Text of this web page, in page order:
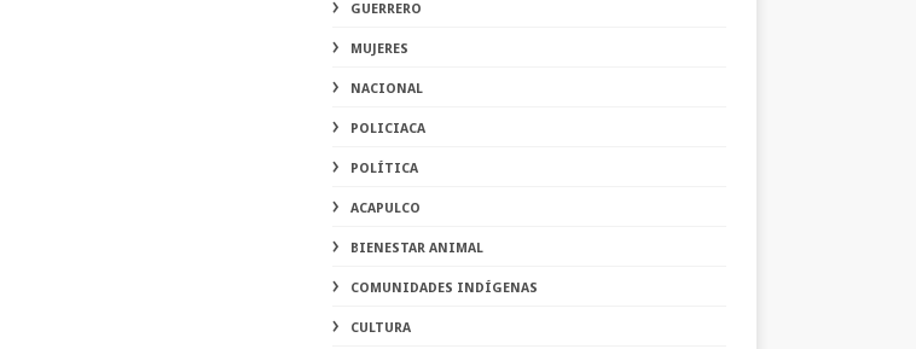
GUERRERO
MUJERES
NACIONAL
POLICIACA
POLÍTICA
ACAPULCO
BIENESTAR ANIMAL
COMUNIDADES INDÍGENAS
CULTURA